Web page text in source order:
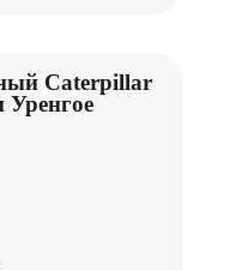
Caterpillar
Уренгое